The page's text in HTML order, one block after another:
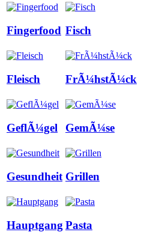
Fingerfood Fisch
Fleisch FrÃ¼hstÃ¼ck
GeflÃ¼gel GemÃ¼se
Gesundheit Grillen
Hauptgang Pasta